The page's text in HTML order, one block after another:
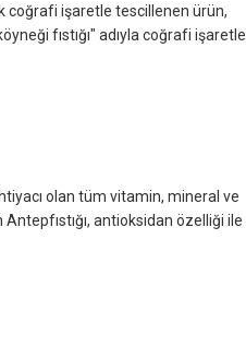
coğrafi işaretle tescillenen ürün,
fıstığı" adıyla coğrafi işaretle
olan tüm vitamin, mineral ve
antioksidan özelliği ile